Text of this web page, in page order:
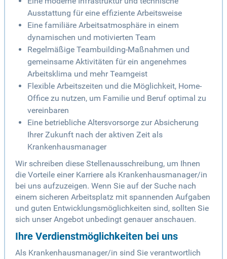
Ausstattung für eine effiziente Arbeitsweise
Eine familiäre Arbeitsatmosphäre in einem
dynamischen und motivierten Team
Regelmäßige Teambuilding-Maßnahmen und
gemeinsame Aktivitäten für ein angenehmes
Arbeitsklima und mehr Teamgeist
Flexible Arbeitszeiten und die Möglichkeit, Home-
Office zu nutzen, um Familie und Beruf optimal zu
vereinbaren
Eine betriebliche Altersvorsorge zur Absicherung
Ihrer Zukunft nach der aktiven Zeit als
Krankenhausmanager
Wir schreiben diese Stellenausschreibung, um Ihnen
die Vorteile einer Karriere als Krankenhausmanager/in
bei uns aufzuzeigen. Wenn Sie auf der Suche nach
einem sicheren Arbeitsplatz mit spannenden Aufgaben
und guten Entwicklungsmöglichkeiten sind, sollten Sie
sich unser Angebot unbedingt genauer anschauen.
Ihre Verdienstmöglichkeiten bei uns
Als Krankenhausmanager/in sind Sie verantwortlich